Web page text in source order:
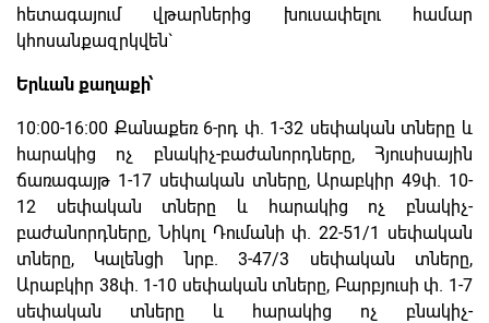
հետագայում վթարներից խուսափելու համար
կհոսանքազրկվեն`
Երևան քաղաքի՝
10։00-16։00 Քանաքեռ 6-րդ փ. 1-32 սեփական տները և
հարակից ոչ բնակիչ-բաժանորդները, Հյուսիսային
ճառագայթ 1-17 սեփական տները, Արաբկիր 49փ. 10-
12 սեփական տները և հարակից ոչ բնակիչ-
բաժանորդները, Նիկոլ Դումանի փ. 22-51/1 սեփական
տները, Կալենցի նրբ. 3-47/3 սեփական տները,
Արաբկիր 38փ. 1-10 սեփական տները, Բարբյուսի փ. 1-7
սեփական տները և հարակից ոչ բնակիչ-